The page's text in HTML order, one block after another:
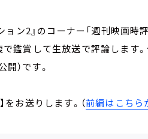
ン2』のコーナー「週刊映画時
鑑賞して生放送で評論します。
）です。
をお送りします。（前編はこちら